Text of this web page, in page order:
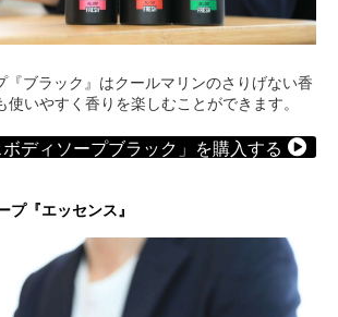
『ブラック』はクールマリンのさりげない香
使いやすく香りを楽しむことができます。
ボディソープブラック」を購入する
プ『エッセンス』